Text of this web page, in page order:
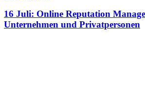
16 Juli: Online Reputation
Unternehmen und Privatpersonen